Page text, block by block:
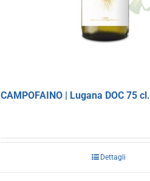
CAMPOFAINO | Lugana DOC 75 cl.
Dettagli